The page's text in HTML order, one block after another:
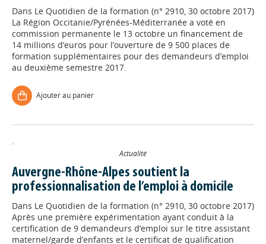
Dans Le Quotidien de la formation (n° 2910, 30 octobre 2017)
La Région Occitanie/Pyrénées-Méditerranée a voté en
commission permanente le 13 octobre un financement de
14 millions d’euros pour l’ouverture de 9 500 places de
formation supplémentaires pour des demandeurs d’emploi
au deuxième semestre 2017.
Ajouter au panier
Actualité
Auvergne-Rhône-Alpes soutient la
professionnalisation de l’emploi à domicile
Dans Le Quotidien de la formation (n° 2910, 30 octobre 2017)
Après une première expérimentation ayant conduit à la
certification de 9 demandeurs d’emploi sur le titre assistant
maternel/garde d’enfants et le certificat de qualification